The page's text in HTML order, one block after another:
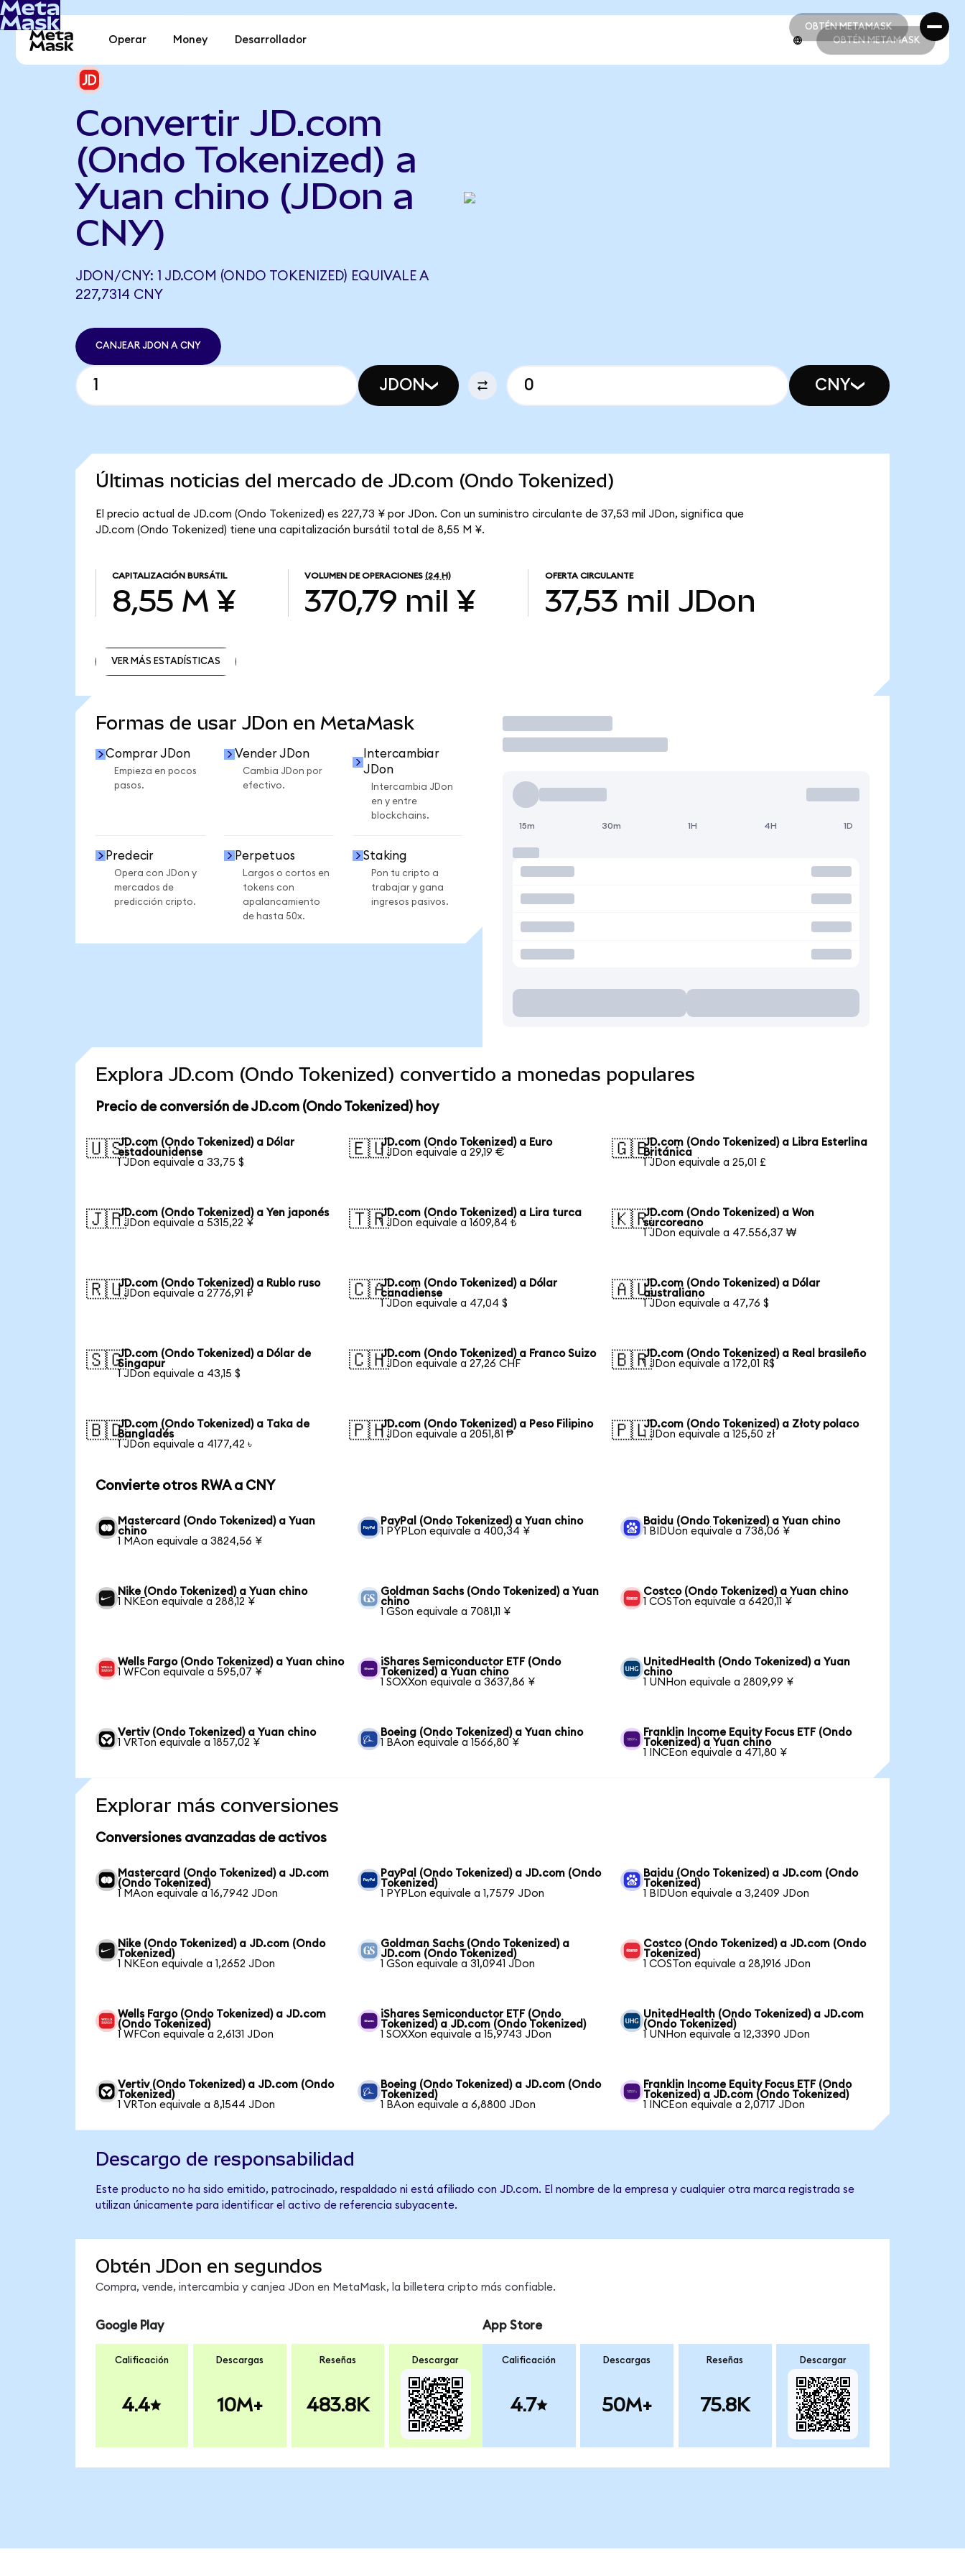
OBTÉN METAMASK
OBTÉN METAMASK
Operar Money Desarrollador OBTÉN METAMASK
Convertir JD.com
(Ondo Tokenized) a
Yuan chino (JDon a
CNY)
JDON/CNY: 1 JD.COM (ONDO TOKENIZED) EQUIVALE A
227,7314 CNY
CANJEAR JDON A CNY
JDON CNY
Últimas noticias del mercado de JD.com (Ondo Tokenized)
El precio actual de JD.com (Ondo Tokenized) es 227,73 ¥ por JDon. Con un suministro circulante de 37,53 mil JDon, significa que
JD.com (Ondo Tokenized) tiene una capitalización bursátil total de 8,55 M ¥.
CAPITALIZACIÓN BURSÁTIL
8,55 M ¥
VOLUMEN DE OPERACIONES (24 H)
370,79 mil ¥
OFERTA CIRCULANTE
37,53 mil JDon
VER MÁS ESTADÍSTICAS
Formas de usar JDon en MetaMask
Comprar JDon
Empieza en pocos
pasos.
Vender JDon
Cambia JDon por
efectivo.
Intercambiar
JDon
Intercambia JDon
en y entre
blockchains.
Predecir
Opera con JDon y
mercados de
predicción cripto.
Perpetuos
Largos o cortos en
tokens con
apalancamiento
de hasta 50x.
Staking
Pon tu cripto a
trabajar y gana
ingresos pasivos.
Operar
15m 30m 1H 4H 1D
Explora JD.com (Ondo Tokenized) convertido a monedas populares
Precio de conversión de JD.com (Ondo Tokenized) hoy
🇺🇸JD.com (Ondo Tokenized) a Dólar
estadounidense
1 JDon equivale a 33,75 $
🇪🇺JD.com (Ondo Tokenized) a Euro
1 JDon equivale a 29,19 €
🇬🇧JD.com (Ondo Tokenized) a Libra Esterlina
Británica
1 JDon equivale a 25,01 £
🇯🇵JD.com (Ondo Tokenized) a Yen japonés
1 JDon equivale a 5315,22 ¥
🇹🇷JD.com (Ondo Tokenized) a Lira turca
1 JDon equivale a 1609,84 ₺
🇰🇷JD.com (Ondo Tokenized) a Won
surcoreano
1 JDon equivale a 47.556,37 ₩
🇷🇺JD.com (Ondo Tokenized) a Rublo ruso
1 JDon equivale a 2776,91 ₽
🇨🇦JD.com (Ondo Tokenized) a Dólar
canadiense
1 JDon equivale a 47,04 $
🇦🇺JD.com (Ondo Tokenized) a Dólar
australiano
1 JDon equivale a 47,76 $
🇸🇬JD.com (Ondo Tokenized) a Dólar de
Singapur
1 JDon equivale a 43,15 $
🇨🇭JD.com (Ondo Tokenized) a Franco Suizo
1 JDon equivale a 27,26 CHF
🇧🇷JD.com (Ondo Tokenized) a Real brasileño
1 JDon equivale a 172,01 R$
🇧🇩JD.com (Ondo Tokenized) a Taka de
Bangladés
1 JDon equivale a 4177,42 ৳
🇵🇭JD.com (Ondo Tokenized) a Peso Filipino
1 JDon equivale a 2051,81 ₱
🇵🇱JD.com (Ondo Tokenized) a Złoty polaco
1 JDon equivale a 125,50 zł
Convierte otros RWA a CNY
Mastercard (Ondo Tokenized) a Yuan
chino
1 MAon equivale a 3824,56 ¥
PayPal (Ondo Tokenized) a Yuan chino
1 PYPLon equivale a 400,34 ¥
Baidu (Ondo Tokenized) a Yuan chino
1 BIDUon equivale a 738,06 ¥
Nike (Ondo Tokenized) a Yuan chino
1 NKEon equivale a 288,12 ¥
Goldman Sachs (Ondo Tokenized) a Yuan
chino
1 GSon equivale a 7081,11 ¥
Costco (Ondo Tokenized) a Yuan chino
1 COSTon equivale a 6420,11 ¥
Wells Fargo (Ondo Tokenized) a Yuan chino
1 WFCon equivale a 595,07 ¥
iShares Semiconductor ETF (Ondo
Tokenized) a Yuan chino
1 SOXXon equivale a 3637,86 ¥
UnitedHealth (Ondo Tokenized) a Yuan
chino
1 UNHon equivale a 2809,99 ¥
Vertiv (Ondo Tokenized) a Yuan chino
1 VRTon equivale a 1857,02 ¥
Boeing (Ondo Tokenized) a Yuan chino
1 BAon equivale a 1566,80 ¥
Franklin Income Equity Focus ETF (Ondo
Tokenized) a Yuan chino
1 INCEon equivale a 471,80 ¥
Explorar más conversiones
Conversiones avanzadas de activos
Mastercard (Ondo Tokenized) a JD.com
(Ondo Tokenized)
1 MAon equivale a 16,7942 JDon
PayPal (Ondo Tokenized) a JD.com (Ondo
Tokenized)
1 PYPLon equivale a 1,7579 JDon
Baidu (Ondo Tokenized) a JD.com (Ondo
Tokenized)
1 BIDUon equivale a 3,2409 JDon
Nike (Ondo Tokenized) a JD.com (Ondo
Tokenized)
1 NKEon equivale a 1,2652 JDon
Goldman Sachs (Ondo Tokenized) a
JD.com (Ondo Tokenized)
1 GSon equivale a 31,0941 JDon
Costco (Ondo Tokenized) a JD.com (Ondo
Tokenized)
1 COSTon equivale a 28,1916 JDon
Wells Fargo (Ondo Tokenized) a JD.com
(Ondo Tokenized)
1 WFCon equivale a 2,6131 JDon
iShares Semiconductor ETF (Ondo
Tokenized) a JD.com (Ondo Tokenized)
1 SOXXon equivale a 15,9743 JDon
UnitedHealth (Ondo Tokenized) a JD.com
(Ondo Tokenized)
1 UNHon equivale a 12,3390 JDon
Vertiv (Ondo Tokenized) a JD.com (Ondo
Tokenized)
1 VRTon equivale a 8,1544 JDon
Boeing (Ondo Tokenized) a JD.com (Ondo
Tokenized)
1 BAon equivale a 6,8800 JDon
Franklin Income Equity Focus ETF (Ondo
Tokenized) a JD.com (Ondo Tokenized)
1 INCEon equivale a 2,0717 JDon
Descargo de responsabilidad
Este producto no ha sido emitido, patrocinado, respaldado ni está afiliado con JD.com. El nombre de la empresa y cualquier otra marca registrada se
utilizan únicamente para identificar el activo de referencia subyacente.
Obtén JDon en segundos
Compra, vende, intercambia y canjea JDon en MetaMask, la billetera cripto más confiable.
Google Play
Calificación
4.4
Descargas
10M+
Reseñas
483.8K
Descargar
App Store
Calificación
4.7
Descargas
50M+
Reseñas
75.8K
Descargar